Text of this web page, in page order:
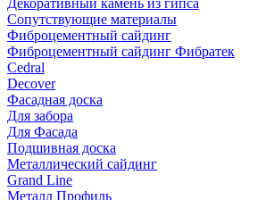
Декоративный камень из гипса
Сопутствующие материалы
Фиброцементный сайдинг
Фиброцементный сайдинг Фибратек
Cedral
Decover
Фасадная доска
Для забора
Для Фасада
Подшивная доска
Металлический сайдинг
Grand Line
Металл Профиль